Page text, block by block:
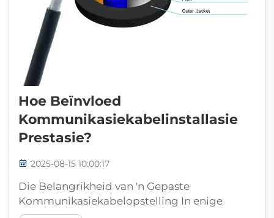
Hoe Beïnvloed
Kommunikasiekabelinstallasie
Prestasie?
2025-08-15 10:00:17
Die Belangrikheid van 'n Gepaste
Kommunikasiekabelopstelling In enige
moderne stelsel speel die installasie van 'n